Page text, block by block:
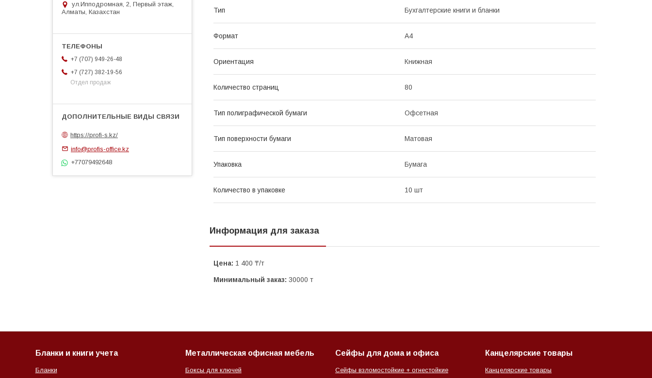
Тип Бухгалтерские книги и бланки
Формат A4
Ориентация Книжная
Количество страниц 80
Тип полиграфической бумаги Офсетная
Тип поверхности бумаги Матовая
Упаковка Бумага
Количество в упаковке 10 шт
Информация для заказа
Цена: 1 400 ₸/т
Минимальный заказ: 30000 т
ул.Ипподромная, 2, Первый этаж,
Алматы, Казахстан
+7 (707) 949-26-48
+7 (727) 382-19-56
Отдел продаж
https://profi-s.kz/
info@profis-office.kz
+77079492648
Бланки и книги учета
Бланки
Металлическая офисная мебель
Боксы для ключей
Сейфы для дома и офиса
Сейфы взломостойкие + огнестойкие
Канцелярские товары
Канцелярские товары